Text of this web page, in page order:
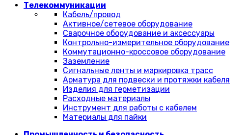
Телекоммуникации
Кабель/провод
Активное/сетевое оборудование
Сварочное оборудование и аксессуары
Контрольно-измерительное оборудование
Коммутационно-кроссовое оборудование
Заземление
Сигнальные ленты и маркировка трасс
Арматура для подвески и протяжки кабеля
Изделия для герметизации
Расходные материалы
Инструмент для работы с кабелем
Материалы для пайки